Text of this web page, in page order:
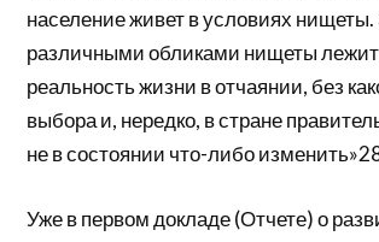
население живет в условиях нищеты.
различными обликами нищеты
реальность жизни в отчаянии, без
выбора и, нередко, в стране
не в состоянии что-либо
Уже в первом докладе (Отчете) о